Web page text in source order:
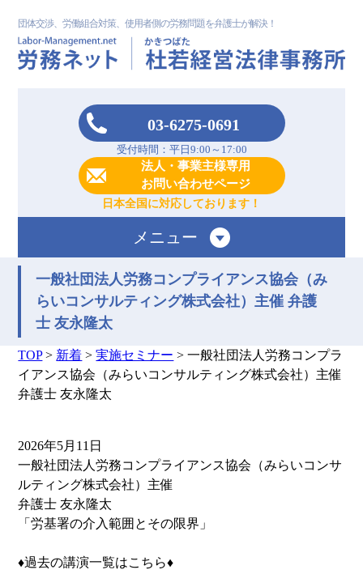
団体交渉、労働組合対策、使用者側の労務問題を弁護士が解決！
03-6275-0691
受付時間：平日9:00～17:00
法人・事業主様専用
お問い合わせページ
日本全国に対応しております！
メニュー
一般社団法人労務コンプライアンス協会（み
らいコンサルティング株式会社）主催 弁護
士 友永隆太
TOP> 新着 >実施セミナー >一般社団法人労務コンプラ
イアンス協会（みらいコンサルティング株式会社）主催
弁護士 友永隆太
2026年5月11日
一般社団法人労務コンプライアンス協会（みらいコンサ
ルティング株式会社）主催
弁護士 友永隆太
「労基署の介入範囲とその限界」
♦過去の講演一覧はこちら♦